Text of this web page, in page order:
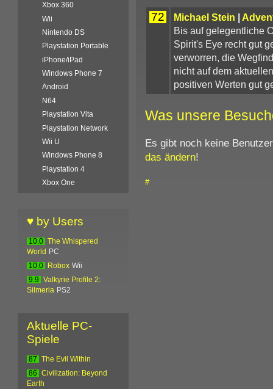
72 Michael Stein |
Bis auf gelegentliche
Spirit's Eye recht gut
verworren, die
nicht auf dem
positiven Werten gut
Was unsere
Es gibt noch keine
das ändern!
#
Xbox 360
Wii
Nintendo DS
Playstation Portable
iPhone/iPad
Windows Phone 7
Android
N64
Playstation Vita
Playstation Network
Wii U
Windows Phone 8
Playstation 4
Xbox One
♥ by Users
10.0
The Whispered
World
PC
10.0
Robox Wii
9.9
Valkyrie Profile 2:
Silmeria PS2
Aktuelle PC-
Spiele
87
The Evil Within
86
Civilization: Beyond
Earth